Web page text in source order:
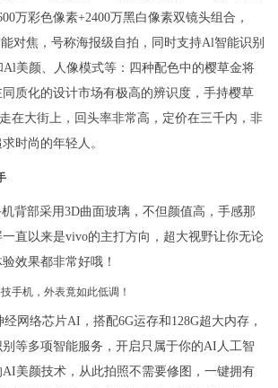
万彩色像素+2400万黑白像素双镜头组合，
对焦，号称海报级自拍，同时支持Al智能识别
Al美颜、人像模式等：四种配色中的樱草金将
质化的设计市场有极高的辨识度，手持樱草
在大街上，回头率非常高，定价在三千内，非
时尚的年轻人。
背部采用3D曲面玻璃，不但颜值高，手感那
直以来是vivo的主打方向，超大视野让你无论
效果都非常好哦！
网络芯片AI，搭配6G运存和128G超大内存，
等多项智能服务，开启只属于你的AI人工智
美颜技术，从此拍照不需要修图，一键拥有